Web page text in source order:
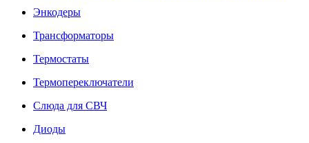
Энкодеры
Трансформаторы
Термостаты
Термопереключатели
Слюда для СВЧ
Диоды